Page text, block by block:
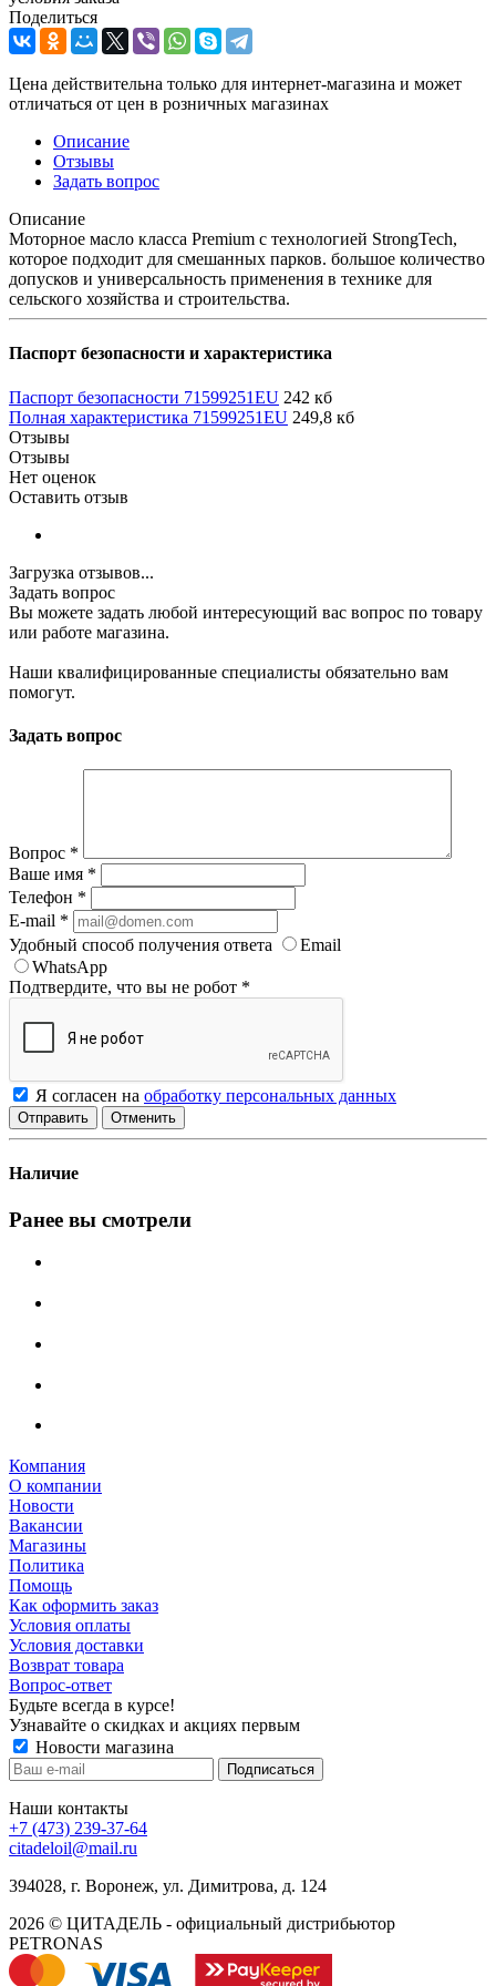
Поделиться
Цена действительна только для интернет-магазина и может
отличаться от цен в розничных магазинах
Описание
Отзывы
Задать вопрос
Описание
Моторное масло класса Premium с технологией StrongTech,
которое подходит для смешанных парков. большое количество
допусков и универсальность применения в технике для
сельского хозяйства и строительства.
Паспорт безопасности и характеристика
Паспорт безопасности 71599251EU 242 кб
Полная характеристика 71599251EU 249,8 кб
Отзывы
Отзывы
Нет оценок
Оставить отзыв
Загрузка отзывов...
Задать вопрос
Вы можете задать любой интересующий вас вопрос по товару
или работе магазина.
Наши квалифицированные специалисты обязательно вам
помогут.
Задать вопрос
Вопрос *
Ваше имя *
Телефон *
E-mail *
Удобный способ получения ответа
Email
WhatsApp
Подтвердите, что вы не робот *
Я согласен на обработку персональных данных
Отменить
Наличие
Ранее вы смотрели
Компания
О компании
Новости
Вакансии
Магазины
Политика
Помощь
Как оформить заказ
Условия оплаты
Условия доставки
Возврат товара
Вопрос-ответ
Будьте всегда в курсе!
Узнавайте о скидках и акциях первым
Новости магазина
Наши контакты
+7 (473) 239-37-64
citadeloil@mail.ru
394028, г. Воронеж, ул. Димитрова, д. 124
2026 © ЦИТАДЕЛЬ - официальный дистрибьютор
PETRONAS